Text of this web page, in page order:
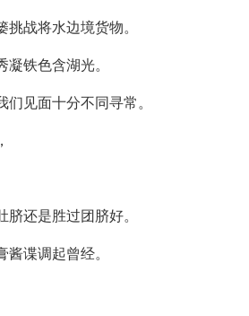
战将水边境货物。
铁色含湖光。
见面十分不同寻常。
还是胜过团脐好。
谍调起曾经。